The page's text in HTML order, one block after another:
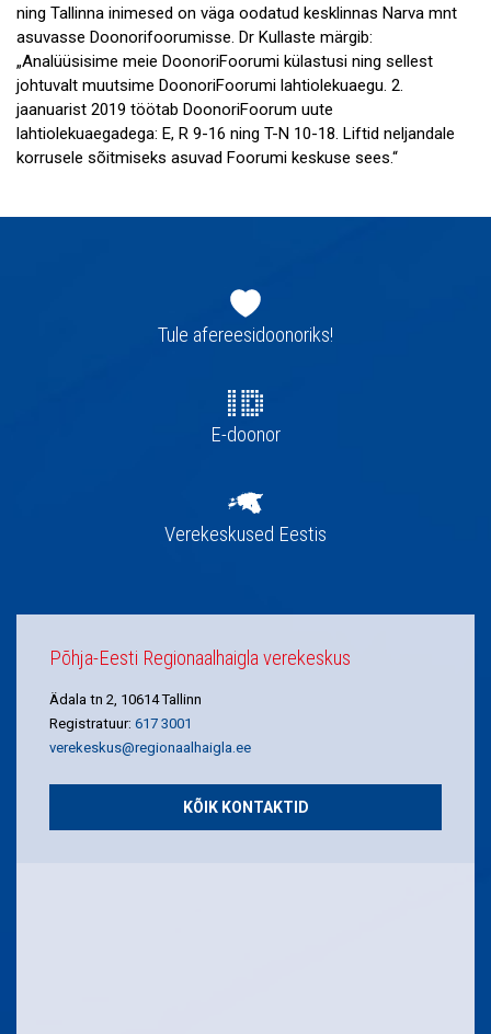
ning Tallinna inimesed on väga oodatud kesklinnas Narva mnt
asuvasse Doonorifoorumisse. Dr Kullaste märgib:
„Analüüsisime meie DoonoriFoorumi külastusi ning sellest
johtuvalt muutsime DoonoriFoorumi lahtiolekuaegu. 2.
jaanuarist 2019 töötab DoonoriFoorum uute
lahtiolekuaegadega: E, R 9-16 ning T-N 10-18. Liftid neljandale
korrusele sõitmiseks asuvad Foorumi keskuse sees.“
navigatsioonTule afereesidoonoriks!
E-doonor
Verekeskused Eestis
Põhja-Eesti Regionaalhaigla verekeskus
Ädala tn 2, 10614 Tallinn
Registratuur: 617 3001
verekeskus@regionaalhaigla.ee
KÕIK KONTAKTID